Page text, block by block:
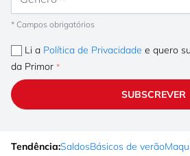
* Campos obrigatórios
Li a Política de Privacidade e quero
da Primor
SUBSCREVER
Tendência:SaldosBásicos de verão